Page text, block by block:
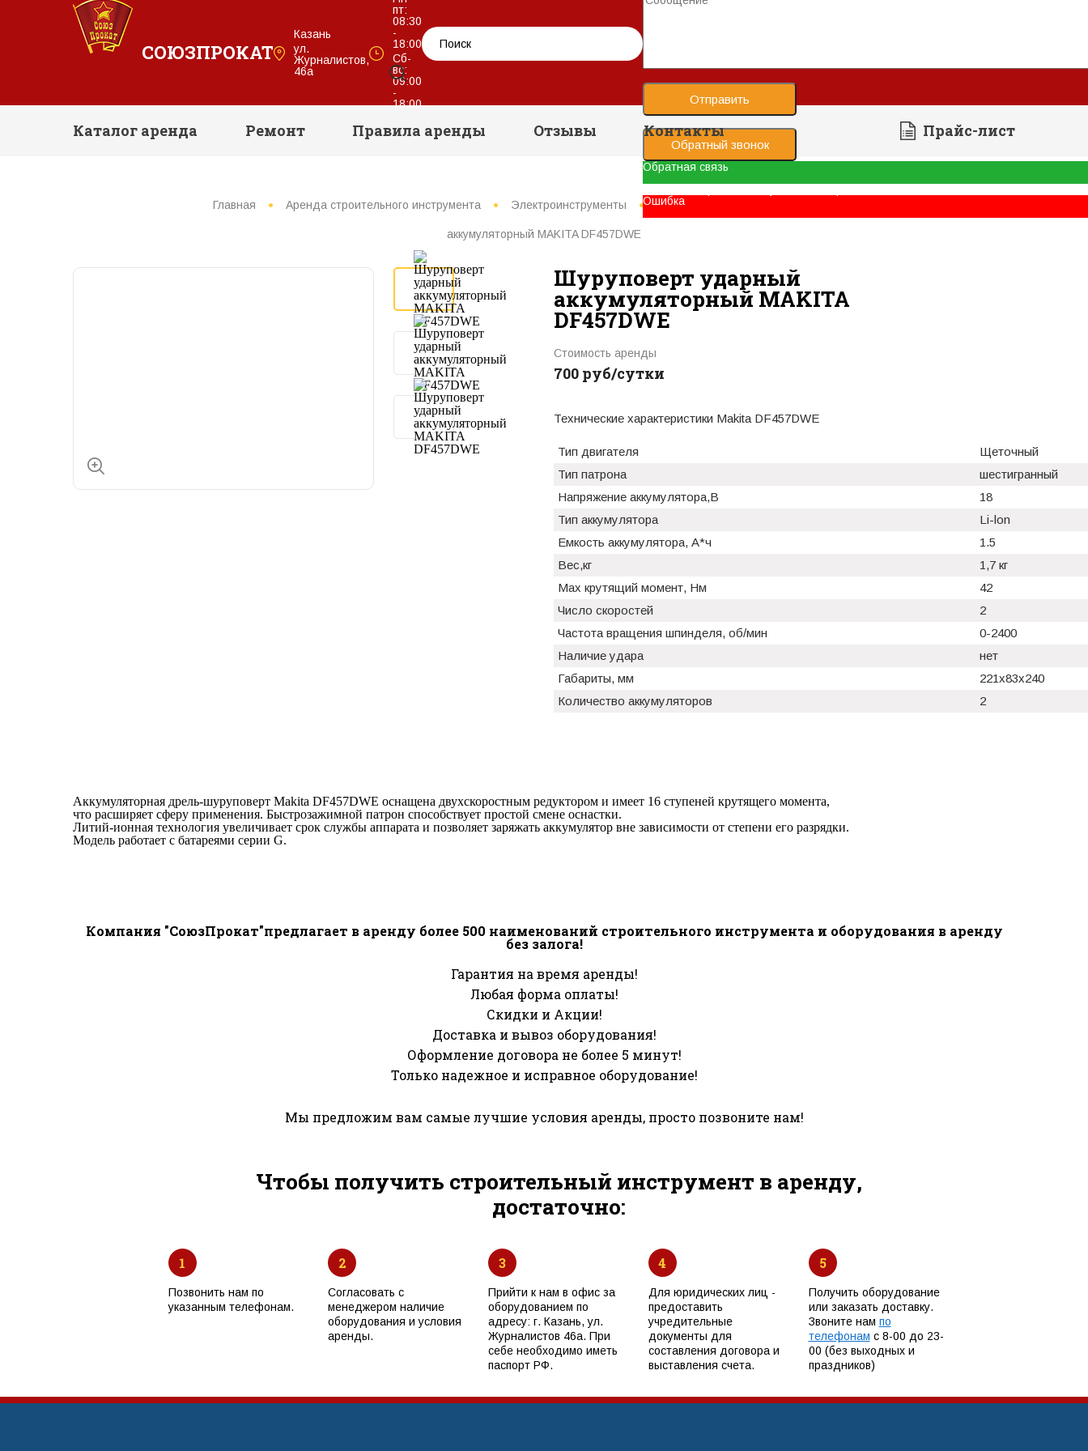
СОЮЗПРОКАТ
Казань
ул.
Журналистов,
46а
пт:
08:30
-
18:00
Сб-
вс:
09:00
-
18:00
Отправить
Обратный звонок
Обратная связь
Ошибка
Каталог аренда Ремонт Правила аренды Отзывы Контакты Прайс-лист
Главная Аренда строительного инструмента Электроинструменты Шуруповерты
аккумуляторный MAKITA DF457DWE
Шуруповерт ударный
аккумуляторный MAKITA
DF457DWE
Стоимость аренды
700 руб/сутки
Технические характеристики Makita DF457DWE
Тип двигателя
Щеточный
Тип патрона
шестигранный
Напряжение аккумулятора,В
18
Тип аккумулятора
Li-lon
Емкость аккумулятора, А*ч
1.5
Вес,кг
1,7 кг
Max крутящий момент, Нм
42
Число скоростей
2
Частота вращения шпинделя, об/мин
0-2400
Наличие удара
нет
Габариты, мм
221х83х240
Количество аккумуляторов
2
Аккумуляторная дрель-шуруповерт Makita DF457DWE оснащена двухскоростным редуктором и имеет 16 ступеней крутящего момента,
что расширяет сферу применения. Быстрозажимной патрон способствует простой смене оснастки.
Литий-ионная технология увеличивает срок службы аппарата и позволяет заряжать аккумулятор вне зависимости от степени его разрядки.
Модель работает с батареями серии G.
Компания "СоюзПрокат"предлагает в аренду более 500 наименований строительного инструмента и оборудования в аренду
без залога!
Гарантия на время аренды!
Любая форма оплаты!
Скидки и Акции!
Доставка и вывоз оборудования!
Оформление договора не более 5 минут!
Только надежное и исправное оборудование!
Мы предложим вам самые лучшие условия аренды, просто позвоните нам!
Чтобы получить строительный инструмент в аренду,
достаточно:
1
Позвонить нам по
указанным телефонам.
2
Согласовать с
менеджером наличие
оборудования и условия
аренды.
3
Прийти к нам в офис за
оборудованием по
адресу: г. Казань, ул.
Журналистов 46а. При
себе необходимо иметь
паспорт РФ.
4
Для юридических лиц -
предоставить
учредительные
документы для
составления договора и
выставления счета.
5
Получить оборудование
или заказать доставку.
Звоните нам по
телефонам с 8-00 до 23-
00 (без выходных и
праздников)